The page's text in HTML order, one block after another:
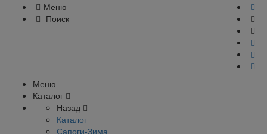
Меню
Поиск
Меню
Каталог
Назад
Каталог
Сапоги-Зима